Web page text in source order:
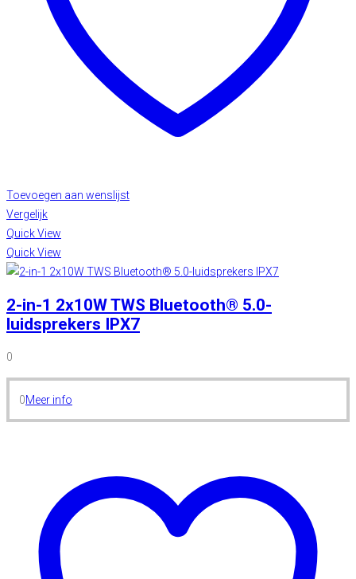
Toevoegen aan wenslijst
Vergelijk
Quick View
Quick View
2-in-1 2x10W TWS Bluetooth® 5.0-
luidsprekers IPX7
0
0Meer info